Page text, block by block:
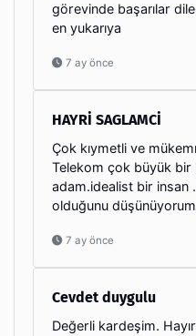
görevinde başarılar
en yukarıya
7 ay önce
HAYRİ SAGLAMCİ
Çok kıymetli ve
Telekom çok büyük
adam.idealist bir insan
olduğunu
7 ay önce
Cevdet duygulu
Değerli kardeşim.